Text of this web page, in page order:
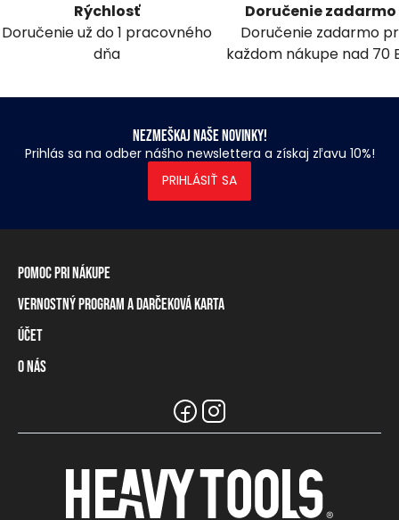
Rýchlosť
Doručenie už do 1 pracovného
dňa
Doručenie zadarmo
Doručenie zadarmo
každom nákupe nad 70
Nezmeškaj naše novinky!
Prihlás sa na odber nášho newslettera a získaj zľavu 10%!
PRIHLÁSIŤ SA
Pomoc pri nákupe
Informácie o doručení
Spôsoby platby
Tabuľka rozmerov
Naše predajne a distribútori
Vernostný program a darčeková karta
Vernostný program
Darčeková karta
Účet
Prihlásenie / registrácia
O nás
Informácie pre predajcov